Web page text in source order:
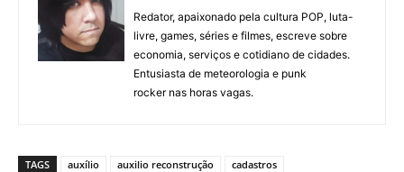
Redator, apaixonado pela cultura POP, luta-
livre, games, séries e filmes, escreve sobre
economia, serviços e cotidiano de cidades.
Entusiasta de meteorologia e punk
rocker nas horas vagas.
TAGS auxílio auxilio reconstrução
cadastros